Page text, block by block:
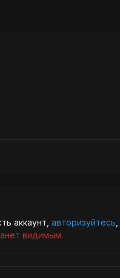
аккаунт, авторизуйтесь
видимым.